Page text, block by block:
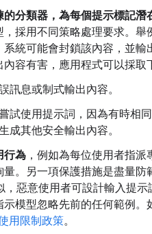
分類器，為每個提示標記潛
，採用不同策略處理要求。
統可能會封鎖該內容，並輸
容有害，應用程式可以採取
訊息或制式輸出內容。
試使用提示詞，因為有時相
成其他安全輸出內容。
行為 ，例如為每位使用者指
量。另一項保護措施是盡量
，惡意使用者可設計輸入提
示模型忽略先前的任何範例
用限制政策。